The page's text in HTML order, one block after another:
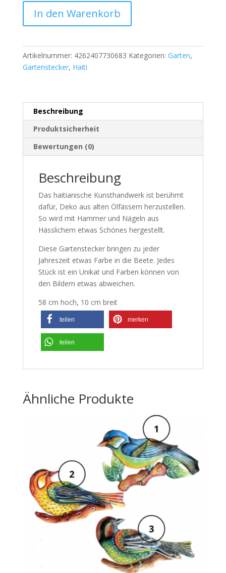
In den Warenkorb
Artikelnummer: 4262407730683 Kategorien: Garten,
Gartenstecker, Haiti
Beschreibung
Produktsicherheit
Bewertungen (0)
Beschreibung
Das haitianische Kunsthandwerk ist berühmt
dafür, Deko aus alten Ölfässern herzustellen.
So wird mit Hammer und Nägeln aus
Hässlichem etwas Schönes hergestellt.
Diese Gartenstecker bringen zu jeder
Jahreszeit etwas Farbe in die Beete. Jedes
Stück ist ein Unikat und Farben können von
den Bildern etwas abweichen.
58 cm hoch, 10 cm breit
teilen merken
teilen
Ähnliche Produkte